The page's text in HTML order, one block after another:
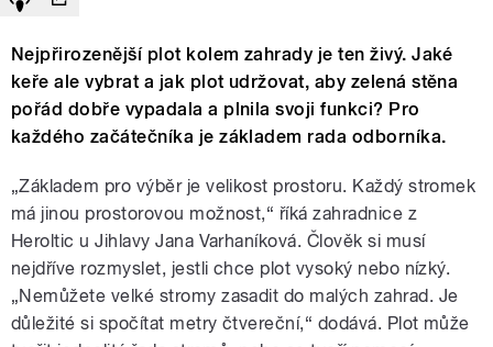
Nejpřirozenější plot kolem zahrady je ten živý. Jaké
keře ale vybrat a jak plot udržovat, aby zelená stěna
pořád dobře vypadala a plnila svoji funkci? Pro
každého začátečníka je základem rada odborníka.
„Základem pro výběr je velikost prostoru. Každý stromek
má jinou prostorovou možnost,“ říká zahradnice z
Heroltic u Jihlavy Jana Varhaníková. Člověk si musí
nejdříve rozmyslet, jestli chce plot vysoký nebo nízký.
„Nemůžete velké stromy zasadit do malých zahrad. Je
důležité si spočítat metry čtvereční,“ dodává. Plot může